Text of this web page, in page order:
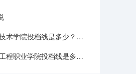
2026年成都职业技术学院投档线是多少？分数线、费用与入学攻略
2026年广东生态工程职业学院投档线是多少？分数线、费用与入学攻略